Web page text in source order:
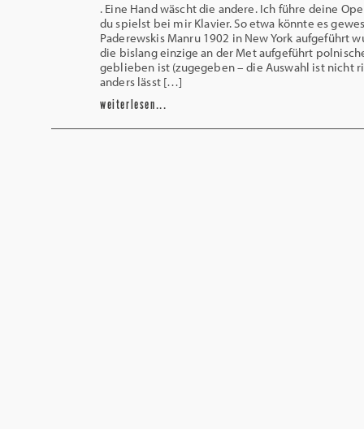
. Eine Hand wäscht die andere. Ich führe deine
du spielst bei mir Klavier. So etwa könnte es
Paderewskis Manru 1902 in New York aufgeführt
die bislang einzige an der Met aufgeführt
geblieben ist (zugegeben – die Auswahl ist nicht
anders lässt […]
weiterlesen...